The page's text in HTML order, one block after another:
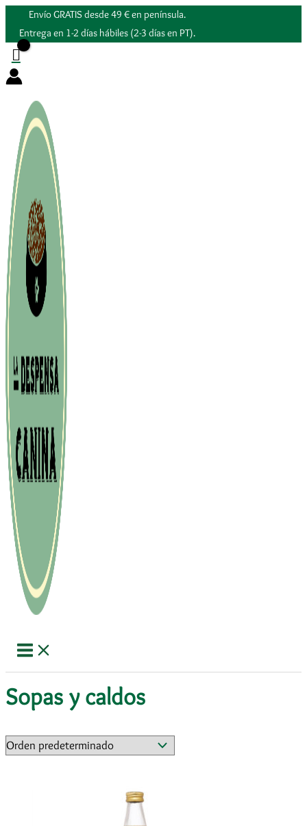
contenido
Envío GRATIS desde 49 € en península.
Entrega en 1-2 días hábiles (2-3 días en PT).
Sopas y caldos